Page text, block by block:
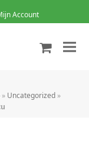
Account
» Uncategorized »